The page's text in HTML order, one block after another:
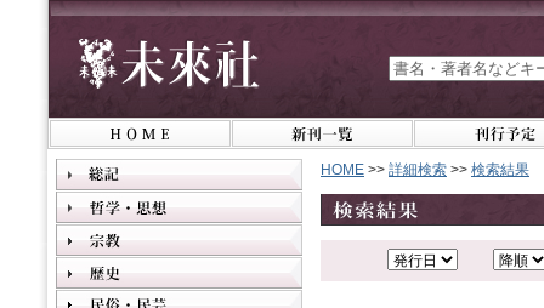
HOME >> 詳細検索 >> 検索結果